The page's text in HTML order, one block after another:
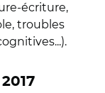
écriture,
troubles